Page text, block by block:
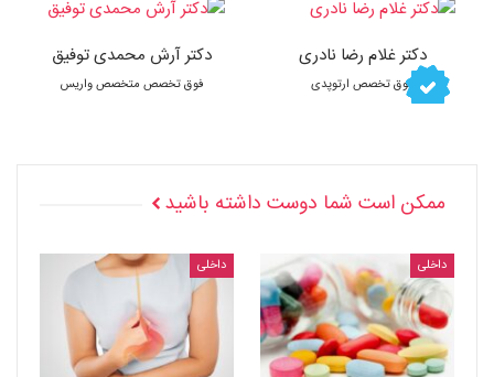
دکتر غلام رضا نادری
فوق تخصص ارتوپدی
دکتر آرش محمدی توفیق
فوق تخصص متخصص واریس
ممکن است شما دوست داشته باشید
داخلی داخلی